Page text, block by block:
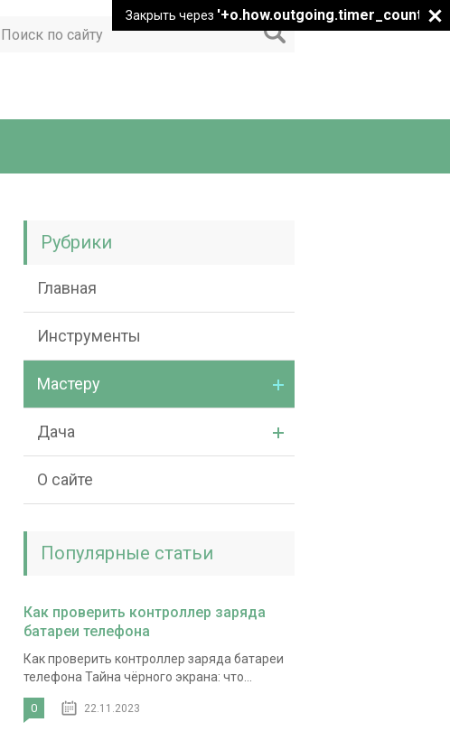
Рубрики
Главная
Инструменты
Мастеру
Дача
О сайте
Популярные статьи
Как проверить контроллер заряда
батареи телефона
Как проверить контроллер заряда батареи
телефона Тайна чёрного экрана: что...
0 22.11.2023
Закрыть через '+o.how.outgoing.timer_count+"